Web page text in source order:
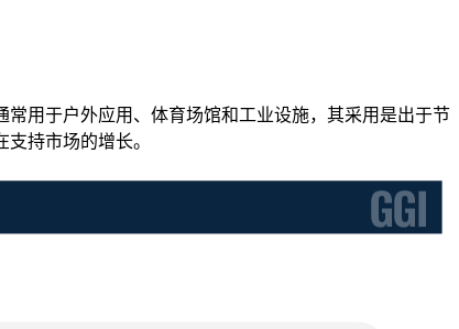
用于户外应用、体育场馆和工业设施，其采用是出于节
持市场的增长。